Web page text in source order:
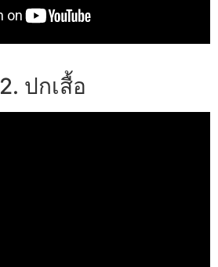
2. ปกเสื้อ